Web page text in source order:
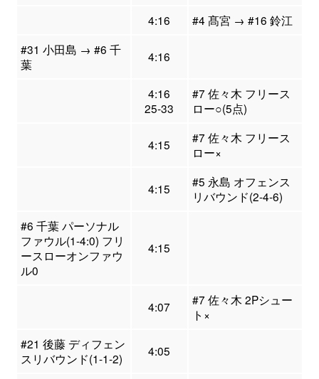
4:16
#4 髙宮 → #16 鈴江
#31 小田島 → #6 千
葉
4:16
4:16
25-33
#7 佐々木 フリース
ロー○(5点)
4:15
#7 佐々木 フリース
ロー×
4:15
#5 永島 オフェンス
リバウンド(2-4-6)
#6 千葉 パーソナル
ファウル(1-4:0) フリ
ースローオンファウ
ル0
4:15
4:07
#7 佐々木 2Pシュー
ト×
#21 後藤 ディフェン
スリバウンド(1-1-2)
4:05